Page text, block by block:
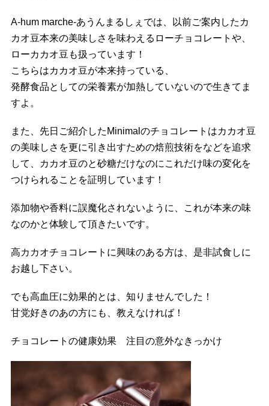
A-hum marche-あうんまるしぇでは、以前ご案内したカ
カオ豆本来の美味しさを味わえるローチョコレートや、
ローカカオ豆も扱っています！
こちらはカカオ豆が本来持っている、
発酵食品としての栄養素が加熱していないので生きてま
すよ。
また、先日ご紹介したMinimalのチョコレートはカカオ豆
の美味しさを更に引き出すための焙煎技術をなどを追求
して、カカオ豆のと砂糖だけなのにこれだけ味の変化を
つけられることを証明しています！
添加物や香料に誤魔化されないように、これが本来の味
なのかと体験して頂きたいです。
高カカオチョコレートに興味のある方は、是非試食しに
お越し下さい。
でも高血圧に効果的とは、知りませんでした！
甘党好きのあの方にも、教えなければ！
チョコレートの健康効果 注目の意外なきっかけ